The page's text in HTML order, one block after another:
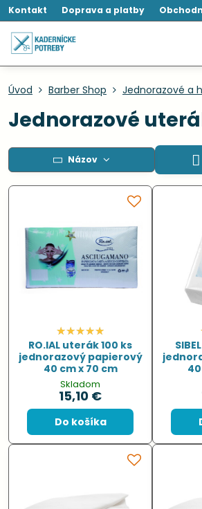
Kontakt Doprava a platby
Úvod Barber Shop Jednorazové a
Jednorazové
Názov
RO.IAL uterák 100 ks
jednorazový papierový
40 cm x 70 cm
Skladom
15,10 €
Do košíka